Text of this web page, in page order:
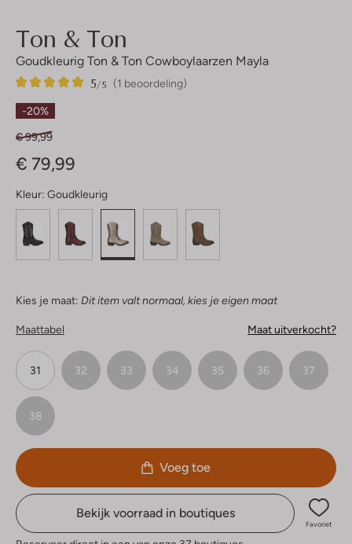
Ton & Ton
Goudkleurig Ton & Ton Cowboylaarzen Mayla
(1 beoordeling)
5/5
1
5
Sterren
-20%
€ 99,99
€ 79,99
Kleur: Goudkleurig
Kies je maat: Dit item valt normaal, kies je eigen maat
Maattabel Maat uitverkocht?
31 32 33 34 35 36 37
38
Voeg toe
Bekijk voorraad in boutiques
Favoriet